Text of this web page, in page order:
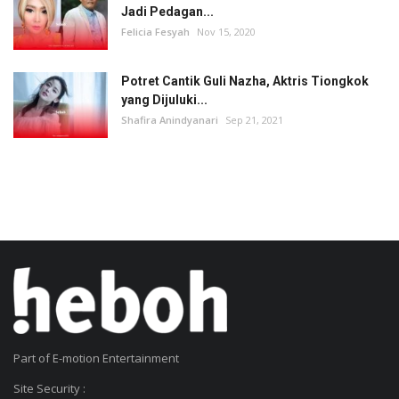
Jadi Pedagan...
Felicia Fesyah Nov 15, 2020
Potret Cantik Guli Nazha, Aktris Tiongkok
yang Dijuluki...
Shafira Anindyanari Sep 21, 2021
Part of E-motion Entertainment
Site Security :